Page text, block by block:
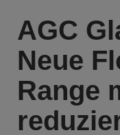
AGC
Neue
Range